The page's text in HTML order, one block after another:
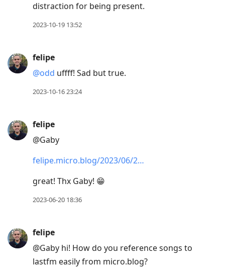
distraction for being present.
2023-10-19 13:52
felipe
@odd uffff! Sad but true.
2023-10-16 23:24
felipe
@Gaby
felipe.micro.blog/2023/06/2…
great! Thx Gaby! 😁
2023-06-20 18:36
felipe
@Gaby hi! How do you reference songs to
lastfm easily from micro.blog?